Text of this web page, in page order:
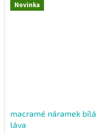
Novinka
macramé náramek bílá
láva